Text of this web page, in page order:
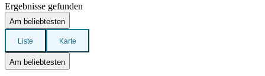
Ergebnisse gefunden
Am beliebtesten
Liste Karte
Am beliebtesten